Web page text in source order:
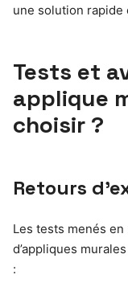
une solution rapide
Tests et
applique
choisir ?
Retours
Les tests menés
d’appliques
: